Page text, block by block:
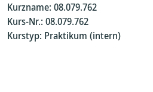
Kurzname: 08.079.762
Kurs-Nr.: 08.079.762
Kurstyp: Praktikum (intern)